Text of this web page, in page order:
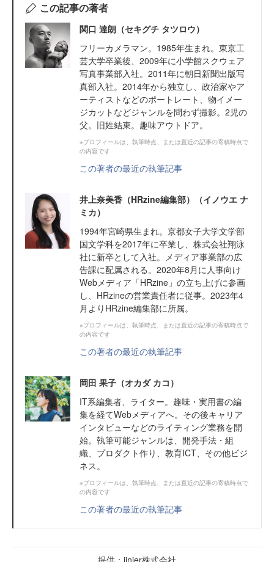
この記事の著者
関口 達朗（セキグチ タツロウ）
フリーカメラマン。1985年生まれ。東京工
芸大学卒業後、2009年に小学館スクウェア
写真事業部入社。2011年に朝日新聞出版写
真部入社。2014年から独立し、政治家やア
ーティストなどのポートレート、物イメー
ジカットなどジャンルを問わず撮影。2児の
父。旧姓結束。趣味アウトドア。
※プロフィールは、執筆時点、または直近の記事の寄稿時点で
の内容です
この著者の最近の執筆記事
井上奈美香（HRzine編集部）（イノウエ ナ
ミカ）
1994年宮崎県生まれ。京都女子大学文学部
国文学科を2017年に卒業し、株式会社翔泳
社に新卒として入社。メディア事業部の広
告課に配属される。2020年8月に人事向け
Webメディア「HRzine」の立ち上げに参画
し、HRzineの営業責任者に従事。2023年4
月よりHRzine編集部に所属。
※プロフィールは、執筆時点、または直近の記事の寄稿時点で
の内容です
この著者の最近の執筆記事
岡田 果子（オカダ カコ）
IT系編集者、ライター。趣味・実用書の編
集を経てWebメディアへ。その後キャリア
インタビューなどのライティング業務を開
始。執筆可能ジャンルは、開発手法・組
織、プロダクト作り、教育ICT、その他ビジ
ネス。
※プロフィールは、執筆時点、または直近の記事の寄稿時点で
の内容です
この著者の最近の執筆記事